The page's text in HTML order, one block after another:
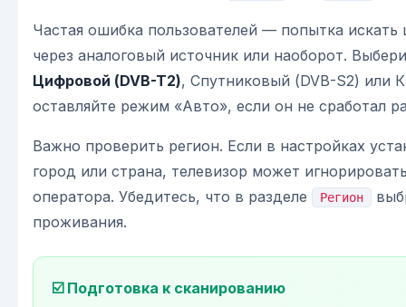
Частая ошибка пользователей — попытка
через аналоговый источник или наоборот.
Цифровой (DVB-T2), Спутниковый (DVB-S2) или
оставляйте режим «Авто», если он не сработал
Важно проверить регион. Если в настройках
город или страна, телевизор может
оператора. Убедитесь, что в разделе
Регион
проживания.
☑️ Подготовка к сканированию